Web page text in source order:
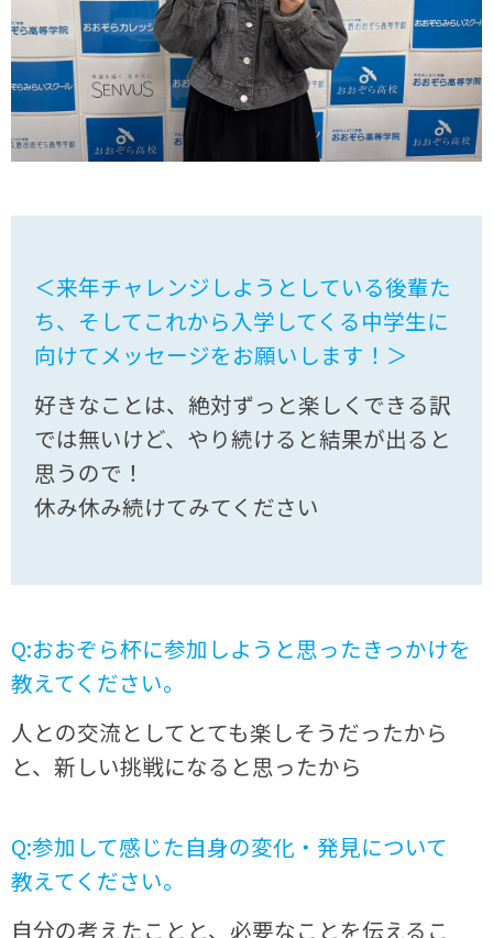
＜来年チャレンジしようとしている後輩た
ち、そしてこれから入学してくる中学生に
向けてメッセージをお願いします！＞
好きなことは、絶対ずっと楽しくできる訳
では無いけど、やり続けると結果が出ると
思うので！
休み休み続けてみてください
Q:おおぞら杯に参加しようと思ったきっかけを
教えてください。
人との交流としてとても楽しそうだったから
と、新しい挑戦になると思ったから
Q:参加して感じた自身の変化・発見について
教えてください。
自分の考えたことと、必要なことを伝えるこ